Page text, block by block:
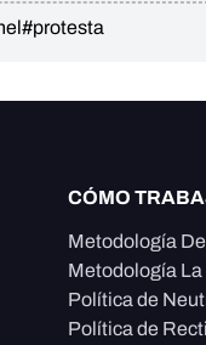
#protesta
CÓMO
Metodología
Metodología
Política de
Política de